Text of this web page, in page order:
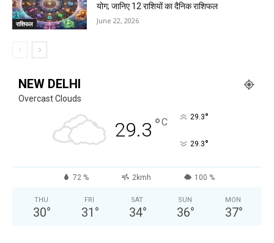
राशिफल
योग; जानिए 12 राशियों का दैनिक राशिफल
June 22, 2026
NEW DELHI
Overcast Clouds
29.3 °C 29.3°
29.3°
72 % 2kmh 100 %
THU
30°
FRI
31 °
SAT
34°
SUN
36°
MON
37°